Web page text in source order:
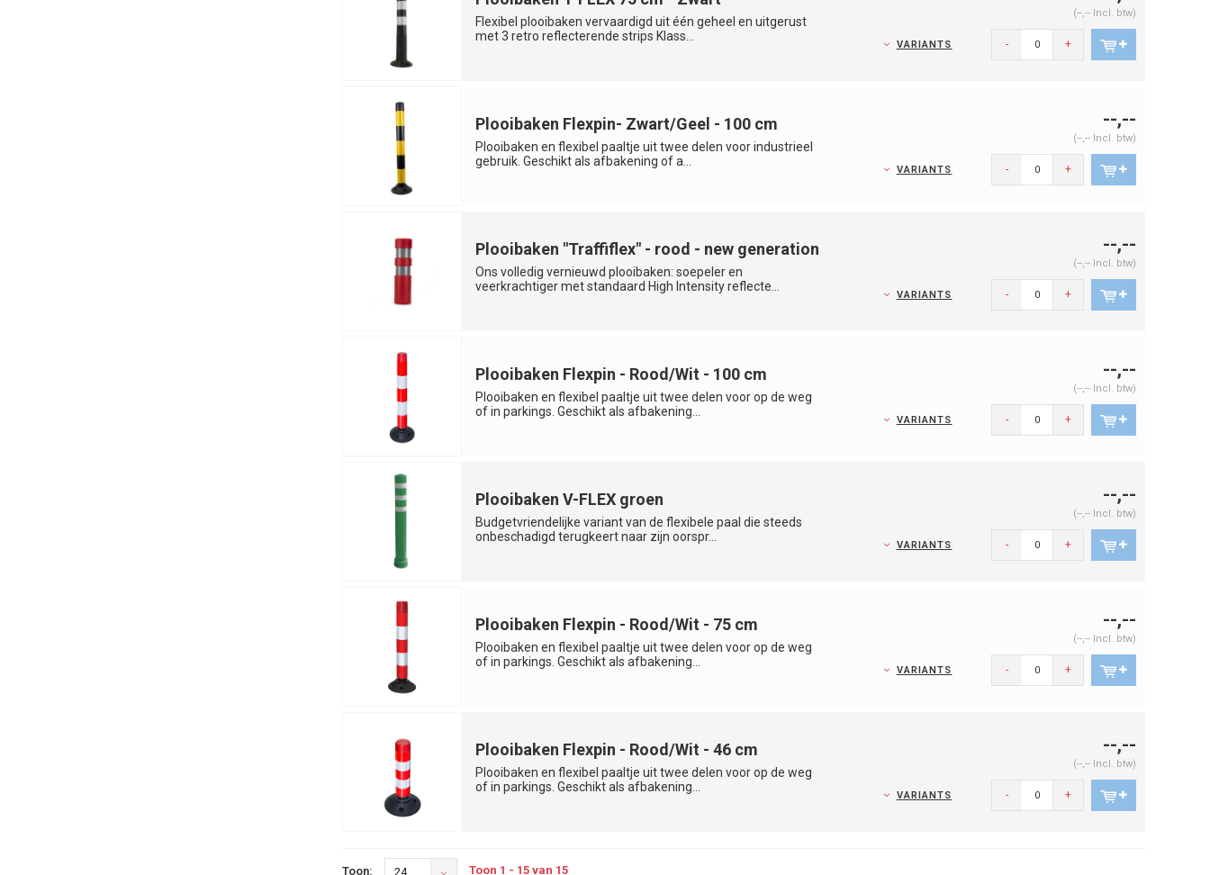
Flexibel plooibaken vervaardigd uit één geheel en uitgerust
met 3 retro reflecterende strips Klass...
(--,-- Incl. btw)
VARIANTS - +
Plooibaken Flexpin- Zwart/Geel - 100 cm
Plooibaken en flexibel paaltje uit twee delen voor industrieel
gebruik. Geschikt als afbakening of a...
--,--
(--,-- Incl. btw)
VARIANTS - +
Plooibaken "Traffiflex" - rood - new generation
Ons volledig vernieuwd plooibaken: soepeler en
veerkrachtiger met standaard High Intensity reflecte...
--,--
(--,-- Incl. btw)
VARIANTS - +
Plooibaken Flexpin - Rood/Wit - 100 cm
Plooibaken en flexibel paaltje uit twee delen voor op de weg
of in parkings. Geschikt als afbakening...
--,--
(--,-- Incl. btw)
VARIANTS - +
Plooibaken V-FLEX groen
Budgetvriendelijke variant van de flexibele paal die steeds
onbeschadigd terugkeert naar zijn oorspr...
--,--
(--,-- Incl. btw)
VARIANTS - +
Plooibaken Flexpin - Rood/Wit - 75 cm
Plooibaken en flexibel paaltje uit twee delen voor op de weg
of in parkings. Geschikt als afbakening...
--,--
(--,-- Incl. btw)
VARIANTS - +
Plooibaken Flexpin - Rood/Wit - 46 cm
Plooibaken en flexibel paaltje uit twee delen voor op de weg
of in parkings. Geschikt als afbakening...
--,--
(--,-- Incl. btw)
VARIANTS - +
Toon: 24 Toon 1 - 15 van 15